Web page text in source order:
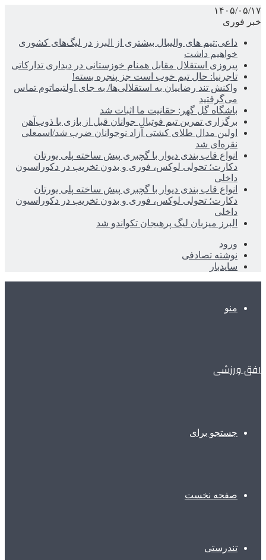
۱۴۰۵/۰۵/۱۷
خبر فوری
داعی:تیم های والیبال بیشتری از البرز در لیگ‌های کشوری
خواهیم داشت
پیروزی استقلال مقابل همنام خوزستانی در دیداری تدارکاتی
تاجرنیا: حال تیم خوب است جز پنجره بسته!
واکنش تند رضاییان به استقلالی‌ها/ به جای اولتیماتوم تماس
می‌گرفتید
باشگاه گل گهر: حقانیت ما اثبات شد
برگزاری تمرین تیم فوتبال جوانان قبل از بازی با ذوب‌آهن
اولین مدال طلای کشتی آزاد نوجوانان ضرب شد/اسمعلی
نقره‌ای شد
انواع قاب بندی دیوار با گچبری پیش ساخته پلی یورتان
دکارت؛ تحولی لوکس، فوری و بدون تخریب در دکوراسیون
داخلی
انواع قاب بندی دیوار با گچبری پیش ساخته پلی یورتان
دکارت؛ تحولی لوکس، فوری و بدون تخریب در دکوراسیون
داخلی
البرز میزبان لیگ پرهیجان تکواندو شد
ورود
نوشته تصادفی
سایدبار
منو
افق ورزشی
جستجو برای
صفحه نخست
تندرستی